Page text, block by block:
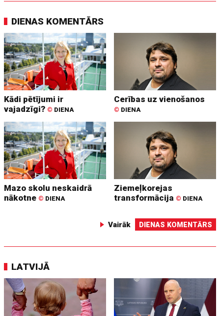
DIENAS KOMENTĀRS
Kādi pētījumi ir
vajadzīgi? © DIENA
Cerības uz vienošanos
© DIENA
Mazo skolu neskaidrā
nākotne © DIENA
Ziemeļkorejas
transformācija © DIENA
Vairāk DIENAS KOMENTĀRS
LATVIJĀ